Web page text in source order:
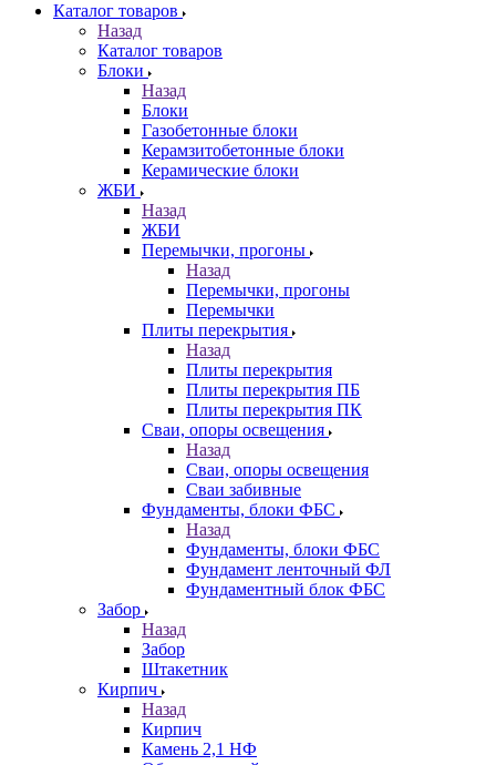
Каталог товаров
Назад
Каталог товаров
Блоки
Назад
Блоки
Газобетонные блоки
Керамзитобетонные блоки
Керамические блоки
ЖБИ
Назад
ЖБИ
Перемычки, прогоны
Назад
Перемычки, прогоны
Перемычки
Плиты перекрытия
Назад
Плиты перекрытия
Плиты перекрытия ПБ
Плиты перекрытия ПК
Сваи, опоры освещения
Назад
Сваи, опоры освещения
Сваи забивные
Фундаменты, блоки ФБС
Назад
Фундаменты, блоки ФБС
Фундамент ленточный ФЛ
Фундаментный блок ФБС
Забор
Назад
Забор
Штакетник
Кирпич
Назад
Кирпич
Камень 2,1 НФ